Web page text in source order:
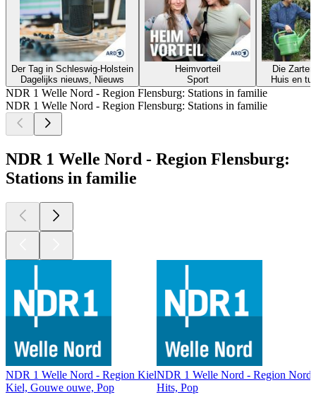
Der Tag in Schleswig-Holstein
Dagelijks nieuws, Nieuws
Heimvorteil
Sport
Die
Huis en
NDR 1 Welle Nord - Region Flensburg: Stations in familie
NDR 1 Welle Nord - Region Flensburg: Stations in familie
NDR 1 Welle Nord - Region Flensburg:
Stations in familie
NDR 1 Welle Nord - Region Kiel
Kiel, Gouwe ouwe, Pop
NDR 1 Welle Nord - Region
Hits, Pop